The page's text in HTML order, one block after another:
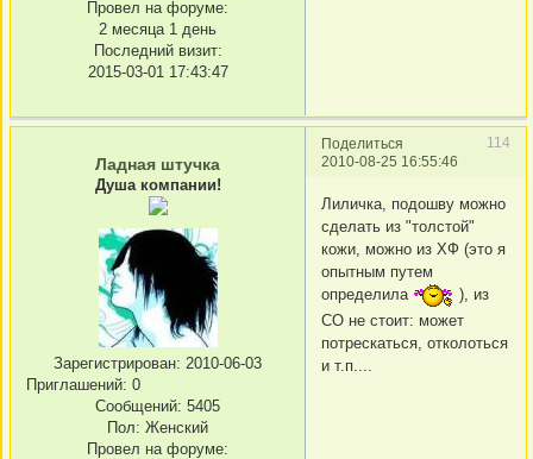
Провел на форуме:
2 месяца 1 день
Последний визит:
2015-03-01 17:43:47
Поделиться
114
2010-08-25 16:55:46
Ладная штучка
Душа компании!
Зарегистрирован: 2010-06-03
Приглашений: 0
Сообщений: 5405
Пол: Женский
Провел на форуме:
Лиличка, подошву можно
сделать из "толстой"
кожи, можно из ХФ (это я
опытным путем
определила
), из
СО не стоит: может
потрескаться, отколоться
и т.п....